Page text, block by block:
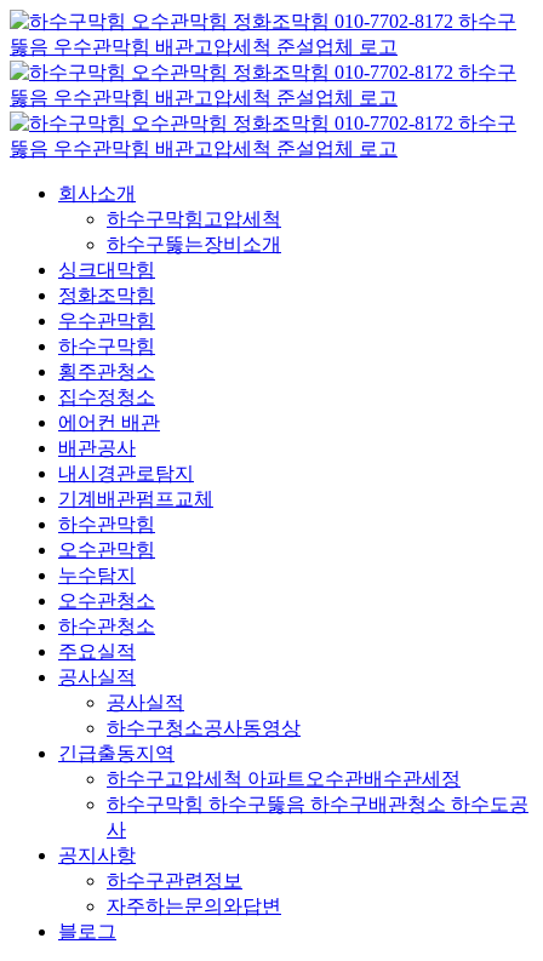
콘
텐
츠
로
건
너
회사소개
하수구막힘고압세척
하수구뚫는장비소개
싱크대막힘
정화조막힘
우수관막힘
하수구막힘
횡주관청소
집수정청소
에어컨 배관
배관공사
내시경관로탐지
기계배관펌프교체
하수관막힘
오수관막힘
누수탐지
오수관청소
하수관청소
주요실적
공사실적
공사실적
하수구청소공사동영상
긴급출동지역
하수구고압세척 아파트오수관배수관세정
하수구막힘 하수구뚫음 하수구배관청소 하수도공
사
공지사항
하수구관련정보
자주하는문의와답변
블로그